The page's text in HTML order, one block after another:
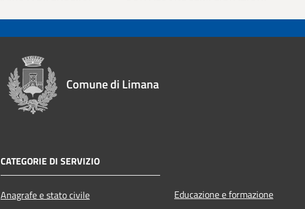
Comune di Limana
CATEGORIE DI SERVIZIO
Anagrafe e stato civile
Educazione e formazione